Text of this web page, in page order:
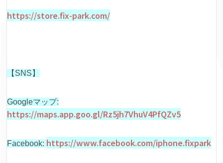
https://store.fix-park.com/
【SNS】
Googleマップ:
https://maps.app.goo.gl/Rz5jh7VhuV4PfQZv5
Facebook: https://www.facebook.com/iphone.fixpark